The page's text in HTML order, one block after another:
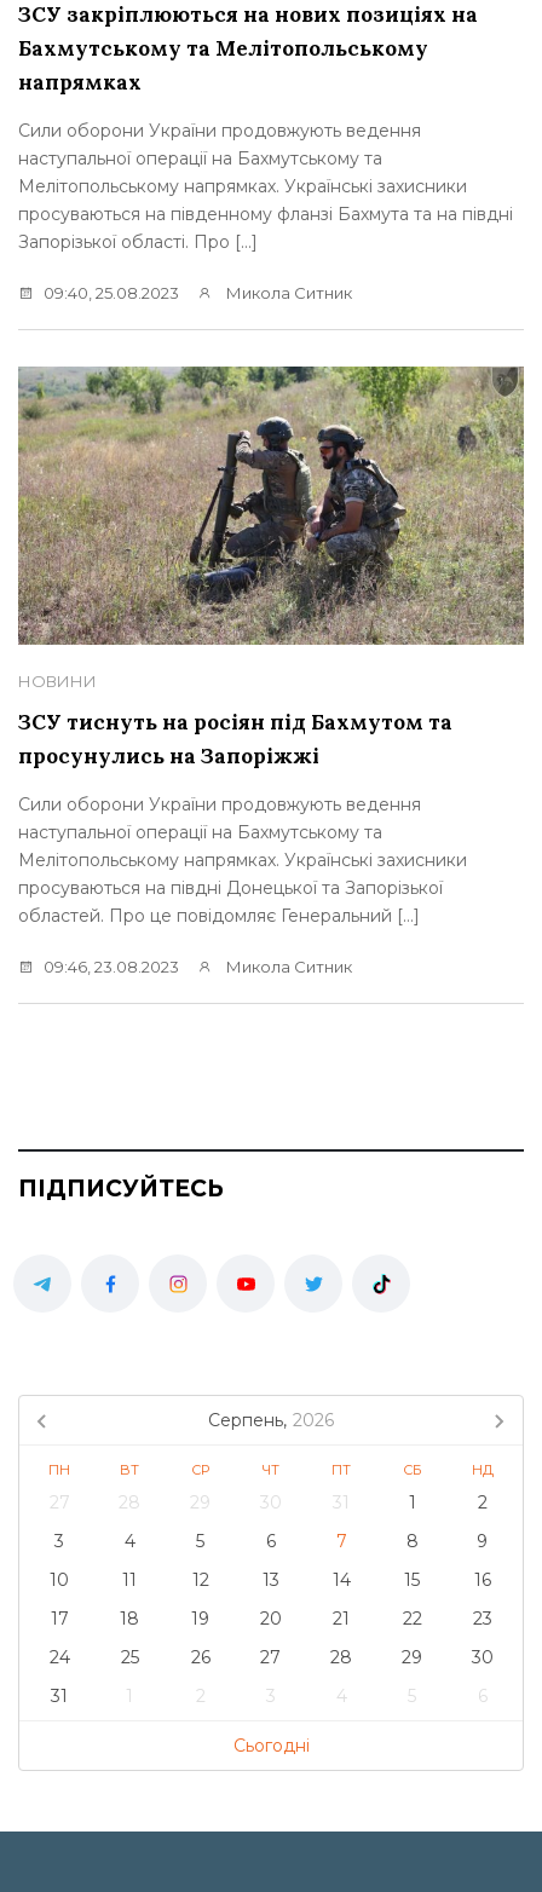
ЗСУ закріплюються на нових позиціях на
Бахмутському та Мелітопольському
напрямках
Сили оборони України продовжують ведення
наступальної операції на Бахмутському та
Мелітопольському напрямках. Українські захисники
просуваються на південному фланзі Бахмута та на півдні
Запорізької області. Про […]
09:40, 25.08.2023 Микола Ситник
НОВИНИ
ЗСУ тиснуть на росіян під Бахмутом та
просунулись на Запоріжжі
Сили оборони України продовжують ведення
наступальної операції на Бахмутському та
Мелітопольському напрямках. Українські захисники
просуваються на півдні Донецької та Запорізької
областей. Про це повідомляє Генеральний […]
09:46, 23.08.2023 Микола Ситник
ПІДПИСУЙТЕСЬ
Серпень, 2026
ПН ВТ СР ЧТ ПТ СБ НД
27 28 29 30 31 1
2
3
4 5 6 7 8
9
10
11 12 13 14 15
16
17
18 19 20 21 22
23
24
25 26 27 28 29
30
31
1 2 3 4 5 6
Сьогодні